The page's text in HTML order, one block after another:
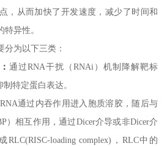
，从而加快了开发速度，减少了时间和
异性。
为以下三类：
通过RNA干扰（RNAi）机制降解靶标
特定蛋白表达。
通过内吞作用进入胞质溶胶，随后与
）相互作用，通过Dicer介导或非Dicer介
loading complex)，RLC中的